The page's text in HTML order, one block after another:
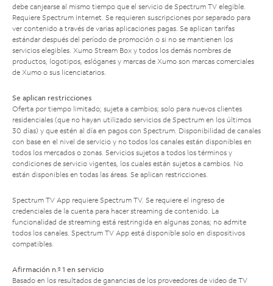
debe canjearse al mismo tiempo que el servicio de Spectrum TV elegible.
Requiere Spectrum Internet. Se requieren suscripciones por separado para
ver contenido a través de varias aplicaciones pagas. Se aplican tarifas
estándar después del período de promoción o si no se mantienen los
servicios elegibles. Xumo Stream Box y todos los demás nombres de
productos, logotipos, eslóganes y marcas de Xumo son marcas comerciales
de Xumo o sus licenciatarios.
Se aplican restricciones
Oferta por tiempo limitado; sujeta a cambios; solo para nuevos clientes
residenciales (que no hayan utilizado servicios de Spectrum en los últimos
30 días) y que estén al día en pagos con Spectrum. Disponibilidad de canales
con base en el nivel de servicio y no todos los canales están disponibles en
todos los mercados o zonas. Servicios sujetos a todos los términos y
condiciones de servicio vigentes, los cuales están sujetos a cambios. No
están disponibles en todas las áreas. Se aplican restricciones.
Spectrum TV App requiere Spectrum TV. Se requiere el ingreso de
credenciales de la cuenta para hacer streaming de contenido. La
funcionalidad de streaming está restringida en algunas zonas; no admite
todos los canales. Spectrum TV App está disponible solo en dispositivos
compatibles.
Afirmación n.º 1 en servicio
Basado en los resultados de ganancias de los proveedores de video de TV